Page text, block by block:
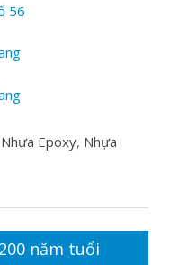
56
Nhựa Epoxy, Nhựa
năm tuổi